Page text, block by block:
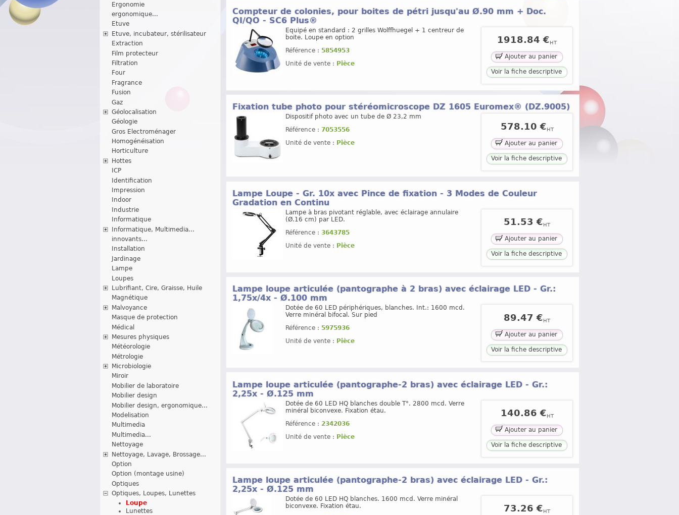
Ergonomie
ergonomique...
Etuve
Etuve, incubateur, stérilisateur
Extraction
Film protecteur
Filtration
Four
Fragrance
Fusion
Gaz
Géolocalisation
Géologie
Gros Electroménager
Homogénéisation
Horticulture
Hottes
ICP
Identification
Impression
Indoor
Industrie
Informatique
Informatique, Multimedia...
innovants...
Installation
Jardinage
Lampe
Loupes
Lubrifiant, Cire, Graisse, Huile
Magnétique
Malvoyance
Masque de protection
Médical
Mesures physiques
Météorologie
Métrologie
Microbiologie
Miroir
Mobilier de laboratoire
Mobilier design
Mobilier design, ergonomique...
Modelisation
Multimedia
Multimedia...
Nettoyage
Nettoyage, Lavage, Brossage...
Option
Option (montage usine)
Optiques
Optiques, Loupes, Lunettes
Loupe
Lunettes
Compteur de colonies, pour boites de pétri jusqu'au Ø.90 mm + Doc.
QI/QO - SC6 Plus®
Equipé en standard : 2 grilles Wolffhuegel + 1 centreur de
boite. Loupe en option
Référence : 5854953
Unité de vente : Pièce
1918.84 € HT
Ajouter au panier
Voir la fiche descriptive
Fixation tube photo pour stéréomicroscope DZ 1605 Euromex® (DZ.9005)
Dispositif photo avec un tube de Ø 23,2 mm
Référence : 7053556
Unité de vente : Pièce
578.10 €HT
Ajouter au panier
Voir la fiche descriptive
Lampe Loupe - Gr. 10x avec Pince de fixation - 3 Modes de Couleur
Gradation en Continu
Lampe à bras pivotant réglable, avec éclairage annulaire
(Ø.16 cm) par LED.
Référence : 3643785
Unité de vente : Pièce
51.53 € HT
Ajouter au panier
Voir la fiche descriptive
Lampe loupe articulée (pantographe à 2 bras) avec éclairage LED - Gr.:
1,75x/4x - Ø.100 mm
Dotée de 60 LED périphériques, blanches. Int.: 1600 mcd.
Verre minéral bifocal. Sur pied
Référence : 5975936
Unité de vente : Pièce
89.47 €HT
Ajouter au panier
Voir la fiche descriptive
Lampe loupe articulée (pantographe-2 bras) avec éclairage LED - Gr.:
2,25x - Ø.125 mm
Dotée de 60 LED HQ blanches double T°. 2800 mcd. Verre
minéral biconvexe. Fixation étau.
Référence : 2342036
Unité de vente : Pièce
140.86 € HT
Ajouter au panier
Voir la fiche descriptive
Lampe loupe articulée (pantographe-2 bras) avec éclairage LED - Gr.:
2,25x - Ø.125 mm
Dotée de 60 LED HQ blanches. 1600 mcd. Verre minéral
biconvexe. Fixation étau.
73.26 € HT